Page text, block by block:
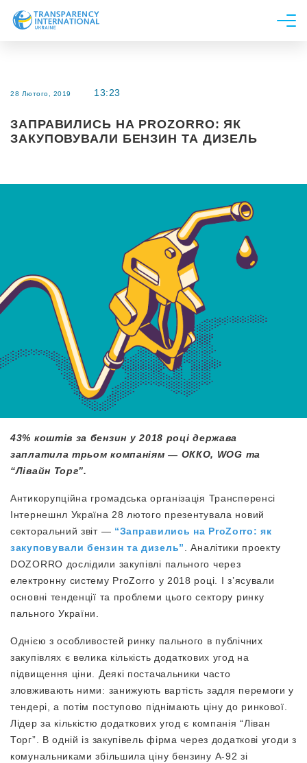
Дослідження
Напрями роботи
28 Лютого, 2019 13:23
ЗАПРАВИЛИСЬ НА PROZORRO: ЯК
ЗАКУПОВУВАЛИ БЕНЗИН ТА ДИЗЕЛЬ
43% коштів за бензин у 2018 році держава
заплатила трьом компаніям — ОККО, WOG та
“Лівайн Торг”.
Антикорупційна громадська організація Трансперенсі
Інтернешнл Україна 28 лютого презентувала новий
секторальний звіт — “Заправились на ProZorro: як
закуповували бензин та дизель”
. Аналітики проекту
DOZORRO дослідили закупівлі пального через
електронну систему ProZorro у 2018 році. І з’ясували
основні тенденції та проблеми цього сектору ринку
пального України.
Однією з особливостей ринку пального в публічних
закупівлях є велика кількість додаткових угод на
підвищення ціни. Деякі постачальники часто
зловживають ними: занижують вартість задля перемоги у
тендері, а потім поступово піднімають ціну до ринкової.
Лідер за кількістю додаткових угод є компанія “Ліван
Торг”. В одній із закупівель фірма через додаткові угоди з
комунальниками збільшила ціну бензину А-92 зі